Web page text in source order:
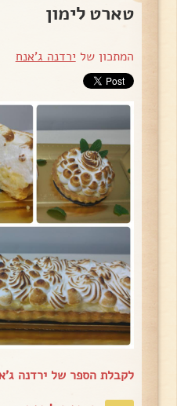
טארט לימון
המתכון של ירדנה ג'אנח
לקבלת הספר של ירדנה